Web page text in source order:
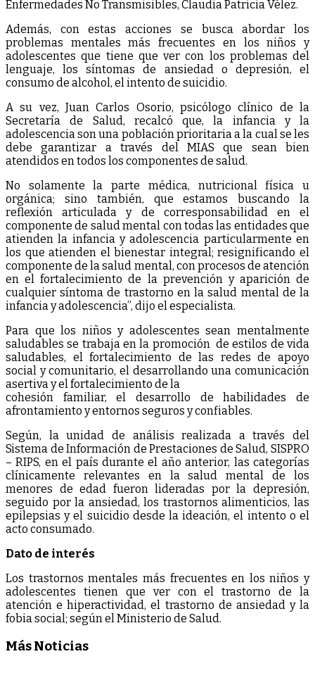
Enfermedades No Transmisibles, Claudia Patricia Vélez.
Además, con estas acciones se busca abordar los
problemas mentales más frecuentes en los niños y
adolescentes que tiene que ver con los problemas del
lenguaje, los síntomas de ansiedad o depresión, el
consumo de alcohol, el intento de suicidio.
A su vez, Juan Carlos Osorio, psicólogo clínico de la
Secretaría de Salud, recalcó que, la infancia y la
adolescencia son una población prioritaria a la cual se les
debe garantizar a través del MIAS que sean bien
atendidos en todos los componentes de salud.
No solamente la parte médica, nutricional física u
orgánica; sino también, que estamos buscando la
reflexión articulada y de corresponsabilidad en el
componente de salud mental con todas las entidades que
atienden la infancia y adolescencia particularmente en
los que atienden el bienestar integral; resignificando el
componente de la salud mental, con procesos de atención
en el fortalecimiento de la prevención y aparición de
cualquier síntoma de trastorno en la salud mental de la
infancia y adolescencia”, dijo el especialista.
Para que los niños y adolescentes sean mentalmente
saludables se trabaja en la promoción de estilos de vida
saludables, el fortalecimiento de las redes de apoyo
social y comunitario, el desarrollando una comunicación
asertiva y el fortalecimiento de la
cohesión familiar, el desarrollo de habilidades de
afrontamiento y entornos seguros y confiables.
Según, la unidad de análisis realizada a través del
Sistema de Información de Prestaciones de Salud, SISPRO
– RIPS, en el país durante el año anterior, las categorías
clínicamente relevantes en la salud mental de los
menores de edad fueron lideradas por la depresión,
seguido por la ansiedad, los trastornos alimenticios, las
epilepsias y el suicidio desde la ideación, el intento o el
acto consumado.
Dato de interés
Los trastornos mentales más frecuentes en los niños y
adolescentes tienen que ver con el trastorno de la
atención e hiperactividad, el trastorno de ansiedad y la
fobia social; según el Ministerio de Salud.
Más Noticias